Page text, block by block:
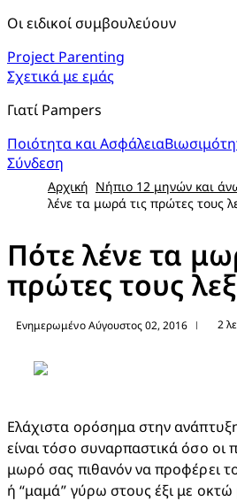
Οι ειδικοί συμβουλεύουν
Project Parenting
Σχετικά με εμάς
Γιατί Pampers
Ποιότητα και Ασφάλεια
Σύνδεση
Αρχική Νήπιο 12 μηνών και
λένε τα μωρά τις πρώτες τους
Πότε λένε τα
πρώτες τους
Ενημερωμένο Αύγουστος 02, 2016 | 2
Ελάχιστα ορόσημα στην
είναι τόσο συναρπαστικά όσο οι
μωρό σας πιθανόν να προφέρει
ή “μαμά” γύρω στους έξι με οκτώ